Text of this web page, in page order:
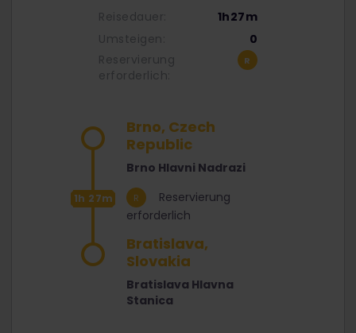
Reisedauer:
1h27m
Umsteigen:
0
Reservierung
erforderlich:
Brno, Czech
Republic
Brno Hlavni Nadrazi
1h 27m
Reservierung
erforderlich
Bratislava,
Slovakia
Bratislava Hlavna
Stanica